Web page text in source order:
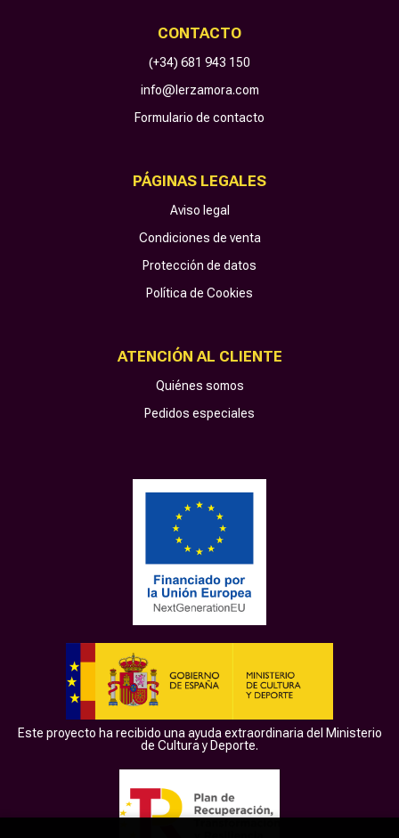
CONTACTO
(+34) 681 943 150
info@lerzamora.com
Formulario de contacto
PÁGINAS LEGALES
Aviso legal
Condiciones de venta
Protección de datos
Política de Cookies
ATENCIÓN AL CLIENTE
Quiénes somos
Pedidos especiales
Este proyecto ha recibido una ayuda extraordinaria del Ministerio
de Cultura y Deporte.